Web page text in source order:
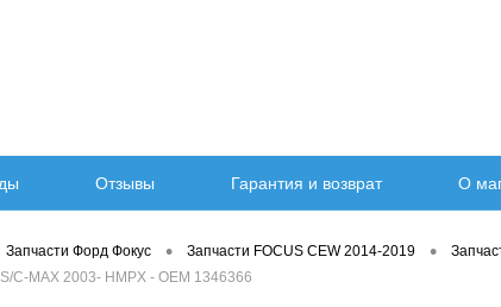
Отзывы Гарантия и возврат О
Запчасти Форд Фокус • Запчасти FOCUS CEW 2014-2019 •
C-MAX 2003- HMPX - OEM 1346366